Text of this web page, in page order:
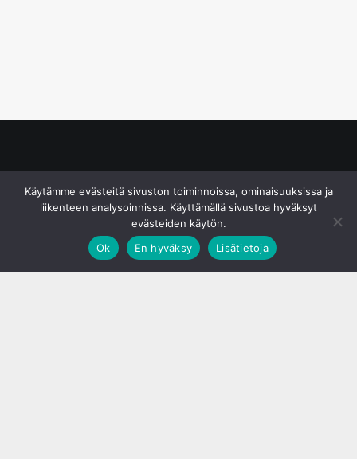
Käytämme evästeitä sivuston toiminnoissa, ominaisuuksissa ja
liikenteen analysoinnissa. Käyttämällä sivustoa hyväksyt
evästeiden käytön.
Ok
En hyväksy Lisätietoja